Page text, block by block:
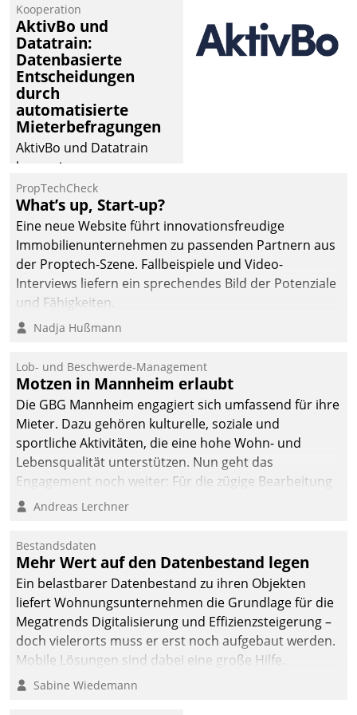
Kooperation
AktivBo und
Datatrain:
Datenbasierte
Entscheidungen
durch
automatisierte
Mieterbefragungen
AktivBo und Datatrain
kooperieren –
Immobilienunternehmen
profitieren: Die nahtlose
Integration der Lösungen
von AktivBo und
Datatrain ermöglicht
automatisiert ausgelöste,
zielgerichtete
Mieterbefragungen – eine
starke Grundlage für
intelligente,
datengestützte
Entscheidungen.
PropTechCheck
What’s up, Start-up?
Eine neue Website führt innovationsfreudige
Immobilienunternehmen zu passenden Partnern aus
der Proptech-Szene. Fallbeispiele und Video-
Interviews liefern ein sprechendes Bild der Potenziale
und Fähigkeiten.
Nadja Hußmann
Lob- und Beschwerde-Management
Motzen in Mannheim erlaubt
Die GBG Mannheim engagiert sich umfassend für ihre
Mieter. Dazu gehören kulturelle, soziale und
sportliche Aktivitäten, die eine hohe Wohn- und
Lebensqualität unterstützen. Nun geht das
Engagement noch weiter: Für die zügige Bearbeitung
von Beschwerden – oder Lob – richtet das
und Beschwerde-Management einen eigenen Kanal
ein.
Andreas Lerchner
Bestandsdaten
Mehr Wert auf den Datenbestand legen
Ein belastbarer Datenbestand zu ihren Objekten
liefert Wohnungsunternehmen die Grundlage für die
Megatrends Digitalisierung und Effizienzsteigerung –
doch vielerorts muss er erst noch aufgebaut werden.
Mobile Lösungen sind dabei eine große Hilfe.
Sabine Wiedemann